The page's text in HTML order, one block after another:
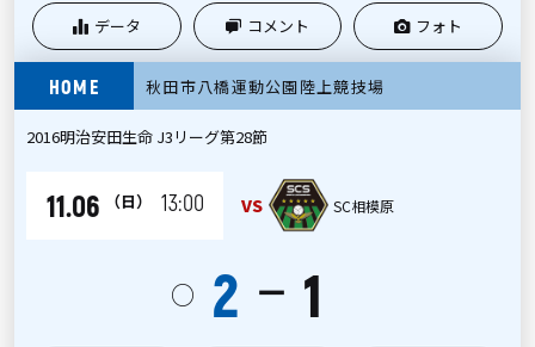
データ コメント フォト
HOME 秋田市八橋運動公園陸上競技場
2016明治安田生命 J3リーグ第28節
11.06 （日） 13:00 VS SC相模原
○ 2 ー 1